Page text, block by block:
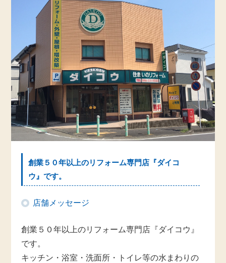
創業５０年以上のリフォーム専門店『ダイコ
ウ』です。
店舗メッセージ
創業５０年以上のリフォーム専門店『ダイコウ』
です。
キッチン・浴室・洗面所・トイレ等の水まわりの